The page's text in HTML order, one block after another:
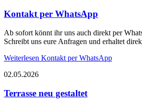
Kontakt per WhatsApp
Ab sofort könnt ihr uns auch direkt per
Schreibt uns eure Anfragen und erhaltet
Weiterlesen Kontakt per WhatsApp
02.05.2026
Terrasse neu gestaltet